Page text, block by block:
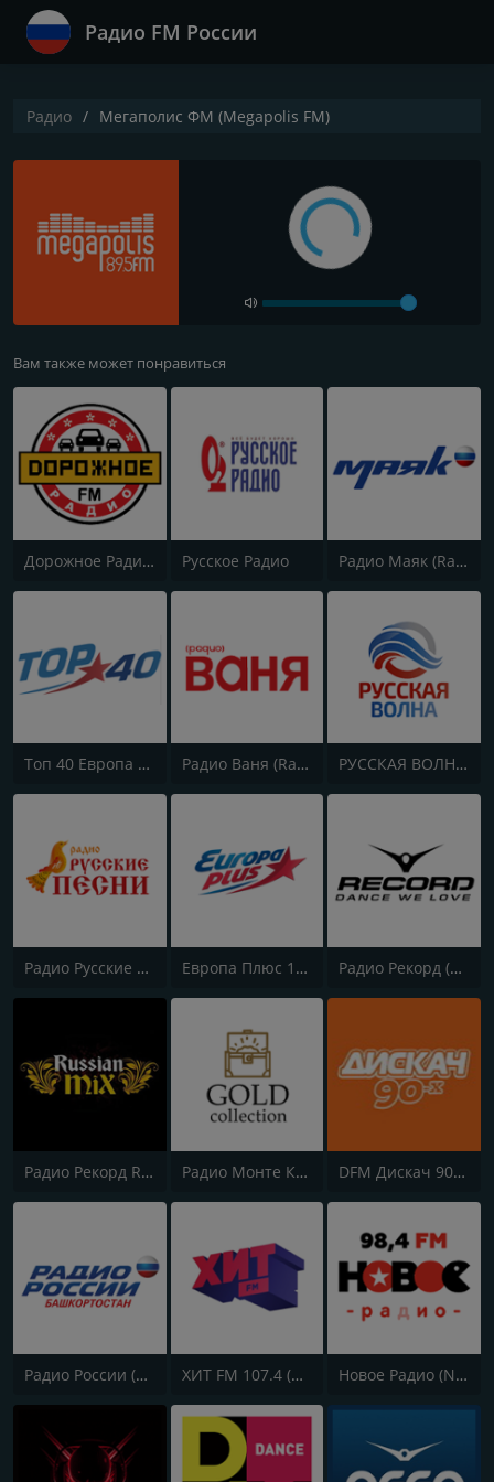
Радио FM России
Радио Мегаполис ФМ (Megapolis FM)
Вам также может понравиться
Дорожное Радио (Dorojnoe Radio) Русское Радио Радио Маяк (Radio Mayak)
Топ 40 Европа Плюс (Top 40 Europa Plus) Радио Ваня (Radio Vanya) РУССКАЯ ВОЛНА - RUSSIAN WAVE
Радио Русские Песни | Russian Songs Radio | RuSongs Европа Плюс 106.2 FM (Europa Plus) Радио Рекорд (Radio Record)
Радио Рекорд Russian Mix (Radio Record Russian Mix) Радио Монте Карло (Radio Monte Carlo) DFM Дискач 90х (DFM Disco 90s)
Радио России (Radio Rossii) Вести Vesti ХИТ FM 107.4 (Hit FM) Новое Радио (New Radio, Novoe Radio)